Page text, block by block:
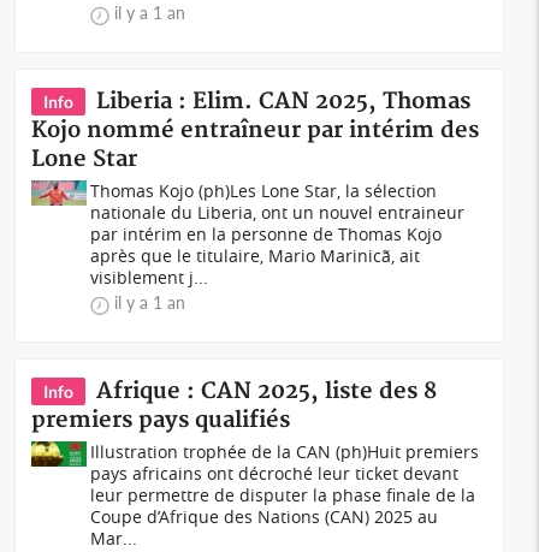
il y a 1 an
Info
Liberia : Elim. CAN 2025, Thomas
Kojo nommé entraîneur par intérim des
Lone Star
Thomas Kojo (ph)Les Lone Star, la sélection
nationale du Liberia, ont un nouvel entraineur
par intérim en la personne de Thomas Kojo
après que le titulaire, Mario Marinicã, ait
visiblement j...
il y a 1 an
Info
Afrique : CAN 2025, liste des 8
premiers pays qualifiés
Illustration trophée de la CAN (ph)Huit premiers
pays africains ont décroché leur ticket devant
leur permettre de disputer la phase finale de la
Coupe d’Afrique des Nations (CAN) 2025 au
Mar...